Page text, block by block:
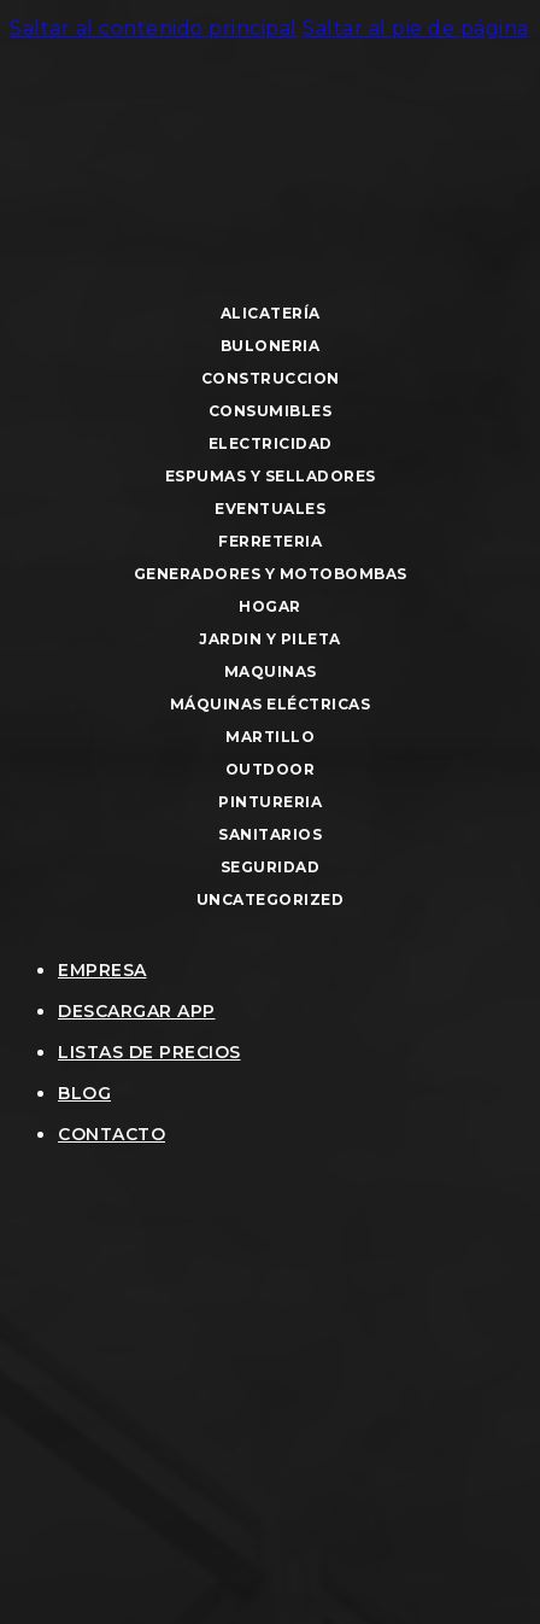
Saltar al contenido principal Saltar al pie de página
ALICATERÍA
BULONERIA
CONSTRUCCION
CONSUMIBLES
ELECTRICIDAD
ESPUMAS Y SELLADORES
EVENTUALES
FERRETERIA
GENERADORES Y MOTOBOMBAS
HOGAR
JARDIN Y PILETA
MAQUINAS
MÁQUINAS ELÉCTRICAS
MARTILLO
OUTDOOR
PINTURERIA
SANITARIOS
SEGURIDAD
UNCATEGORIZED
EMPRESA
DESCARGAR APP
LISTAS DE PRECIOS
BLOG
CONTACTO